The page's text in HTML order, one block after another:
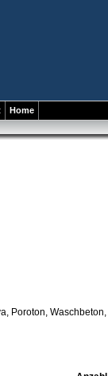
Home
Poroton,